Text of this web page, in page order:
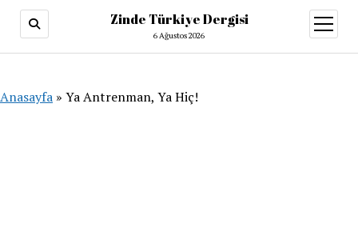
Zinde Türkiye Dergisi
6 Ağustos 2026
aç
Anasayfa » Ya Antrenman, Ya Hiç!